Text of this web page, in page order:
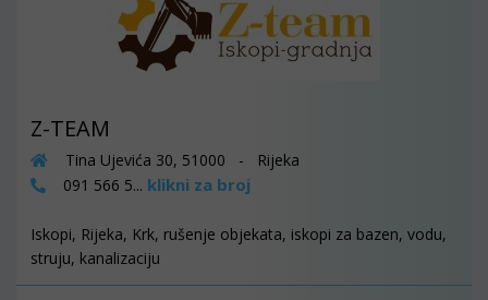
Z-TEAM
Tina Ujevića 30, 51000 - Rijeka
091 566 5... klikni za broj
Iskopi, Rijeka, Krk, rušenje objekata, iskopi za bazen, vodu,
struju, kanalizaciju